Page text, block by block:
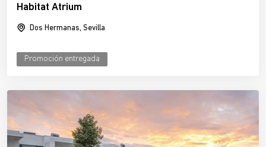
Habitat Atrium
Dos Hermanas, Sevilla
Promoción entregada